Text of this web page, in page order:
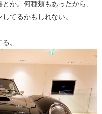
か。何種類もあったから、
てるかもしれない。
。